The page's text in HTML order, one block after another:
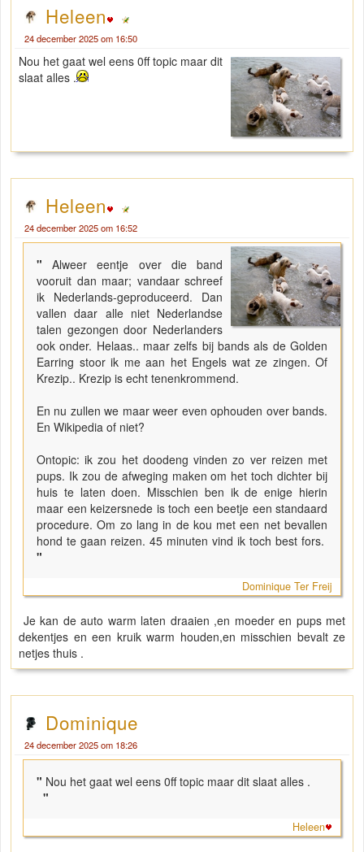
Heleen
24 december 2025 om 16:50
Nou het gaat wel eens 0ff topic maar dit
slaat alles .
Heleen
24 december 2025 om 16:52
"Alweer eentje over die band
vooruit dan maar; vandaar schreef
ik Nederlands-geproduceerd. Dan
vallen daar alle niet Nederlandse
talen gezongen door Nederlanders
ook onder. Helaas.. maar zelfs bij bands als de Golden
Earring stoor ik me aan het Engels wat ze zingen. Of
Krezip.. Krezip is echt tenenkrommend.
En nu zullen we maar weer even ophouden over bands.
En Wikipedia of niet?
Ontopic: ik zou het doodeng vinden zo ver reizen met
pups. Ik zou de afweging maken om het toch dichter bij
huis te laten doen. Misschien ben ik de enige hierin
maar een keizersnede is toch een beetje een standaard
procedure. Om zo lang in de kou met een net bevallen
hond te gaan reizen. 45 minuten vind ik toch best fors.
"
Dominique Ter Freij
Je kan de auto warm laten draaien ,en moeder en pups met
dekentjes en een kruik warm houden,en misschien bevalt ze
netjes thuis .
Dominique
24 december 2025 om 18:26
" Nou het gaat wel eens 0ff topic maar dit slaat alles .
"
Heleen